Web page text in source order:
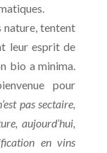
nature, tentent
leur esprit de
bio a minima.
pour
pas sectaire,
aujourd’hui,
en vins